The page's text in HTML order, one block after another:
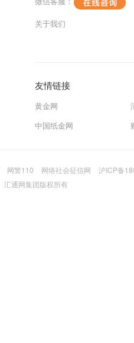
关于我们
友情链接
黄金网
中国纸金网
网警110 网络社会征信网
沪ICP备
汇通网集团版权所有